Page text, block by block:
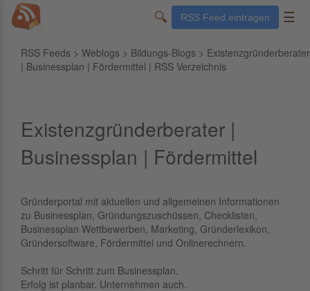
🔍 RSS Feed eintragen ☰
RSS Feeds > Weblogs > Bildungs-Blogs > Existenzgründerberater
| Businessplan | Fördermittel | RSS Verzeichnis
Existenzgründerberater |
Businessplan | Fördermittel
Gründerportal mit aktuellen und allgemeinen Informationen
zu Businessplan, Gründungszuschüssen, Checklisten,
Businessplan Wettbewerben, Marketing, Gründerlexikon,
Gründersoftware, Fördermittel und Onlinerechnern.
Schritt für Schritt zum Businessplan.
Erfolg ist planbar. Unternehmen auch.